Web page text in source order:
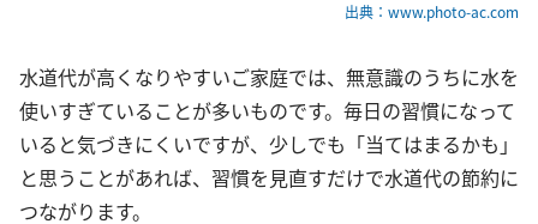
出典：www.photo-ac.com
水道代が高くなりやすいご家庭では、無意識のうちに水を
使いすぎていることが多いものです。毎日の習慣になって
いると気づきにくいですが、少しでも「当てはまるかも」
と思うことがあれば、習慣を見直すだけで水道代の節約に
つながります。